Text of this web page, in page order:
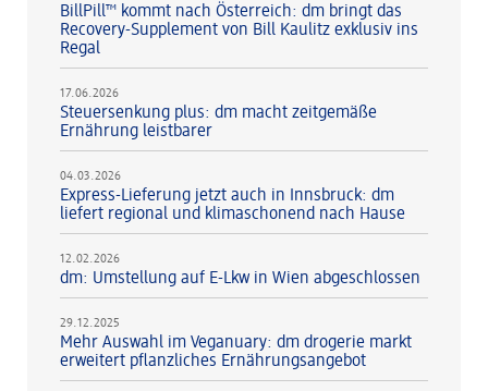
BillPill™ kommt nach Österreich: dm bringt das
Recovery-Supplement von Bill Kaulitz exklusiv ins
Regal
17.06.2026
Steuersenkung plus: dm macht zeitgemäße
Ernährung leistbarer
04.03.2026
Express-Lieferung jetzt auch in Innsbruck: dm
liefert regional und klimaschonend nach Hause
12.02.2026
dm: Umstellung auf E-Lkw in Wien abgeschlossen
29.12.2025
Mehr Auswahl im Veganuary: dm drogerie markt
erweitert pflanzliches Ernährungsangebot